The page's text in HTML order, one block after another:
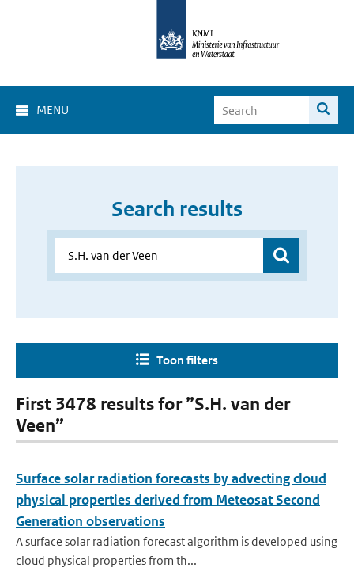
MENU
Search results
Toon filters
First 3478 results for ”S.H. van der
Veen”
Surface solar radiation forecasts by advecting cloud
physical properties derived from Meteosat Second
Generation observations
A surface solar radiation forecast algorithm is developed using
cloud physical properties from th...